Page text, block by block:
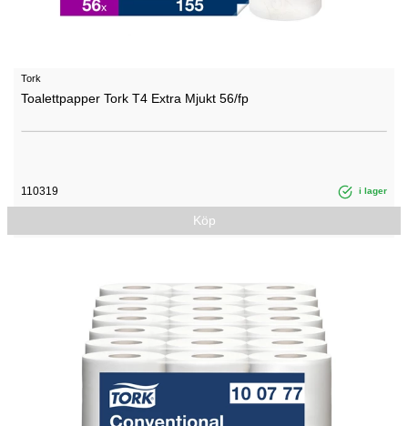
Tork
Toalettpapper Tork T4 Extra Mjukt 56/fp
110319 i lager
Köp